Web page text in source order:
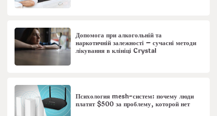
Допомога при алкогольній та
наркотичній залежності – сучасні методи
лікування в клініці Crystal
Психология mesh-систем: почему люди
платят $500 за проблему, которой нет